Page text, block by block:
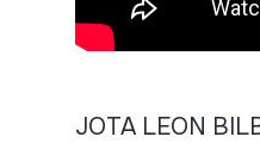
JOTA LEON